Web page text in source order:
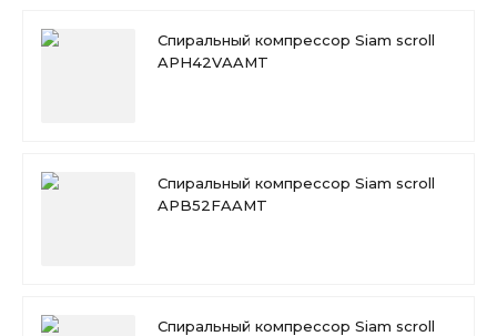
Спиральный компрессор Siam scroll
APH42VAAMT
Спиральный компрессор Siam scroll
APB52FAAMT
Спиральный компрессор Siam scroll